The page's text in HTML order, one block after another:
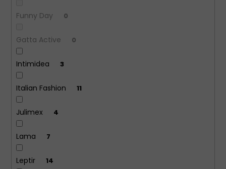
Funny Day 0
Gatta Active 0
Intimidea 3
Italian Fashion 11
Julimex 4
Lama 7
Leptir 14